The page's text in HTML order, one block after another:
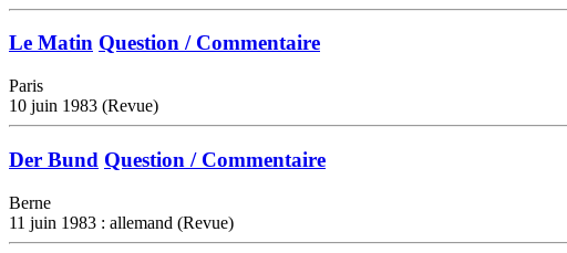
Le Matin Question / Commentaire
Paris
10 juin 1983 (Revue)
Der Bund Question / Commentaire
Berne
11 juin 1983 : allemand (Revue)